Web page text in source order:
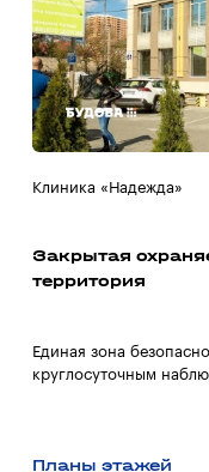
Клиника «Надежда»
Закрытая
территория
Единая зона
круглосуточным
Планы этажей